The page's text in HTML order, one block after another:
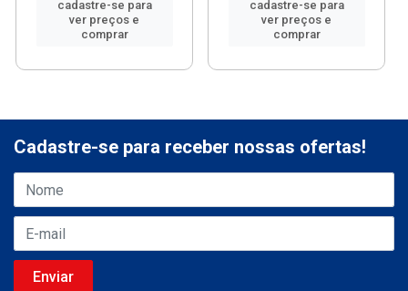
cadastre-se para
ver preços e
comprar
cadastre-se para
ver preços e
comprar
Cadastre-se para receber nossas ofertas!